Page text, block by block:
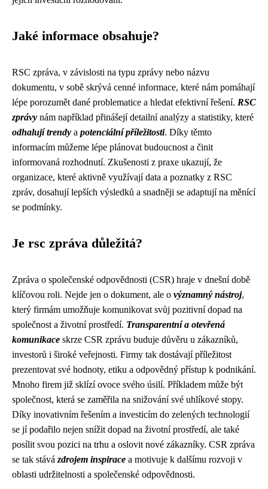
Jaké informace obsahuje?
RSC zpráva, v závislosti na typu zprávy nebo názvu
dokumentu, v sobě skrývá cenné informace, které nám pomáhají
lépe porozumět dané problematice a hledat efektivní řešení. RSC
zprávy nám například přinášejí detailní analýzy a statistiky, které
odhalují trendy a potenciální příležitosti. Díky těmto
informacím můžeme lépe plánovat budoucnost a činit
informovaná rozhodnutí. Zkušenosti z praxe ukazují, že
organizace, které aktivně využívají data a poznatky z RSC
zpráv, dosahují lepších výsledků a snadněji se adaptují na měnící
se podmínky.
Je rsc zpráva důležitá?
Zpráva o společenské odpovědnosti (CSR) hraje v dnešní době
klíčovou roli. Nejde jen o dokument, ale o významný nástroj,
který firmám umožňuje komunikovat svůj pozitivní dopad na
společnost a životní prostředí. Transparentní a otevřená
komunikace skrze CSR zprávu buduje důvěru u zákazníků,
investorů i široké veřejnosti. Firmy tak dostávají příležitost
prezentovat své hodnoty, etiku a odpovědný přístup k podnikání.
Mnoho firem již sklízí ovoce svého úsilí. Příkladem může být
společnost, která se zaměřila na snižování své uhlíkové stopy.
Díky inovativním řešením a investicím do zelených technologií
se jí podařilo nejen snížit dopad na životní prostředí, ale také
posílit svou pozici na trhu a oslovit nové zákazníky. CSR zpráva
se tak stává zdrojem inspirace a motivuje k dalšímu rozvoji v
oblasti udržitelnosti a společenské odpovědnosti.